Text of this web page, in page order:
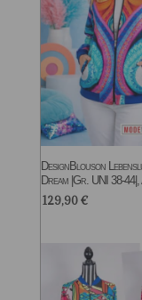
DesignBlouson
Dream |Gr. UNI 38-
129,90€